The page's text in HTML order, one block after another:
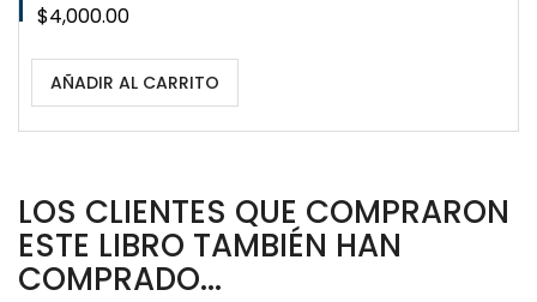
Precio
$4,000.00
AÑADIR AL CARRITO
LOS CLIENTES QUE COMPRARON
ESTE LIBRO TAMBIÉN HAN
COMPRADO...